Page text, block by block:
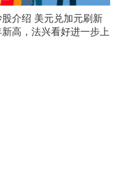
介绍 美元兑加元刷新
高，法兴看好进一步上